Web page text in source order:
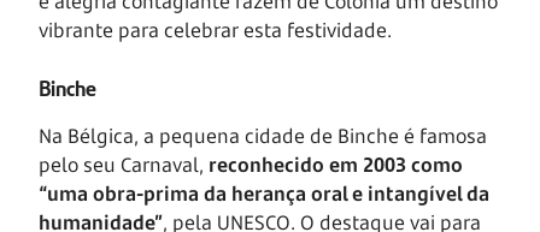
vibrante para celebrar esta festividade.
Binche
Na Bélgica, a pequena cidade de Binche é famosa
pelo seu Carnaval, reconhecido em 2003 como
“uma obra-prima da herança oral e intangível da
humanidade”, pela UNESCO. O destaque vai para